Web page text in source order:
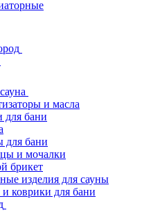
и масла
для бани
для бани
и мочалки
брикет
изделия для сауны
коврики для бани